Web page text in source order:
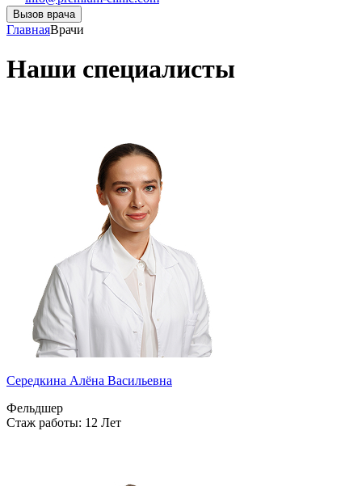
Вызов врача
ГлавнаяВрачи
Наши специалисты
Середкина Алёна Васильевна
Фельдшер
Стаж работы: 12 Лет